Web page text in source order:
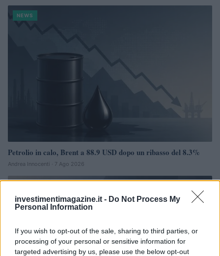
investimentimagazine.it - Do Not Process My
Personal Information
If you wish to opt-out of the sale, sharing to third parties, or
processing of your personal or sensitive information for
targeted advertising by us, please use the below opt-out
NEWS
Petrolio in calo, Brent a 88.9 USD dopo un ribasso del 8.3%
Andrea Innocenti · 7 Ago 2026